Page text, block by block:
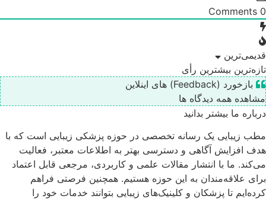
0
قدیمی‌ترین
تازه‌ترین بیشترین رأی
بازخورد (Feedback) های اینلاین
مشاهده همه دیدگاه ها
درباره ما بیشتر بدانید
مطب زیبایی یک رسانه تخصصی در حوزه پزشکی زیبایی است که با
هدف افزایش آگاهی و دسترسی بهتر به اطلاعات معتبر، فعالیت
می‌کند. ما با انتشار مقالات علمی و کاربردی، مرجعی قابل اعتماد
برای علاقه‌مندان به این حوزه هستیم. همچنین فرصتی فراهم
کرده‌ایم تا پزشکان و کلینیک‌های زیبایی بتوانند خدمات خود را